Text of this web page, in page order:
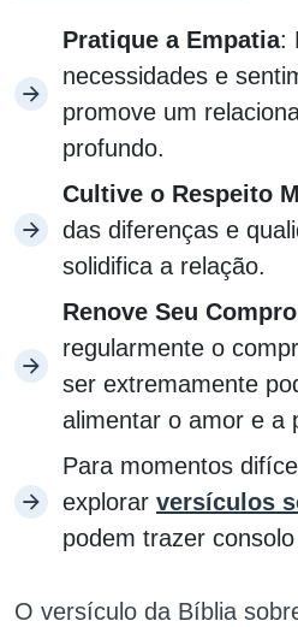
Pratique a Empatia:
necessidades e
promove um
profundo.
Cultive o Respeito
das diferenças e
solidifica a relação.
Renove Seu
regularmente o
ser extremamente
alimentar o amor e a
Para momentos
explorar versículos
podem trazer
O versículo da Bíblia